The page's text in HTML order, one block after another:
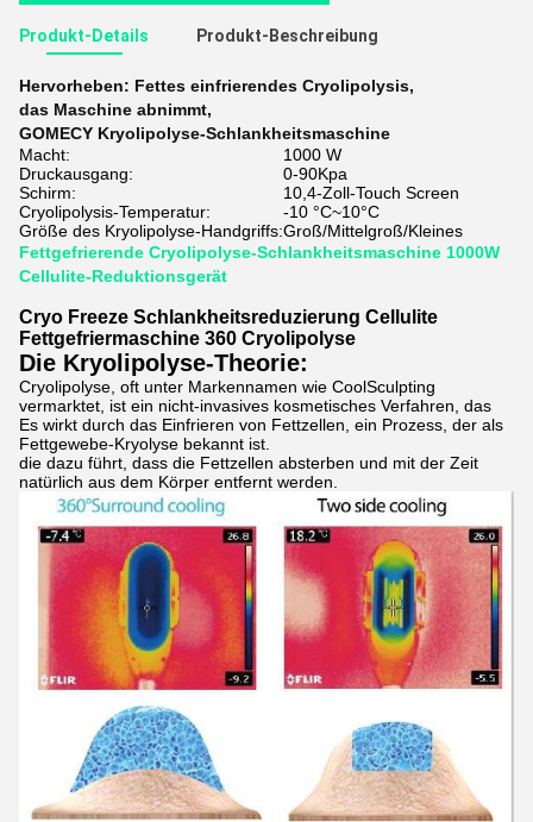
Produkt-Details Produkt-Beschreibung
Hervorheben: Fettes einfrierendes Cryolipolysis,
das Maschine abnimmt,
GOMECY Kryolipolyse-Schlankheitsmaschine
Macht:
1000 W
Druckausgang:
0-90Kpa
Schirm:
10,4-Zoll-Touch Screen
Cryolipolysis-Temperatur:
-10 °C~10°C
Größe des Kryolipolyse-Handgriffs:Groß/Mittelgroß/Kleines
Fettgefrierende Cryolipolyse-Schlankheitsmaschine 1000W
Cellulite-Reduktionsgerät
Cryo Freeze Schlankheitsreduzierung Cellulite
Fettgefriermaschine 360 Cryolipolyse
Die Kryolipolyse-Theorie:
Cryolipolyse, oft unter Markennamen wie CoolSculpting
vermarktet, ist ein nicht-invasives kosmetisches Verfahren, das
Es wirkt durch das Einfrieren von Fettzellen, ein Prozess, der als
Fettgewebe-Kryolyse bekannt ist.
die dazu führt, dass die Fettzellen absterben und mit der Zeit
natürlich aus dem Körper entfernt werden.